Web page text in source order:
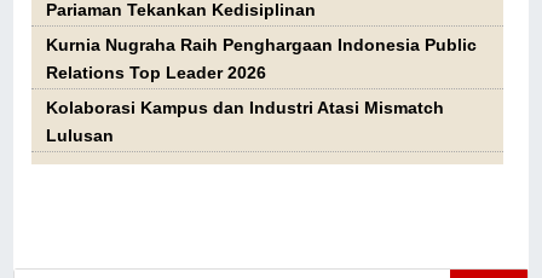
Pariaman Tekankan Kedisiplinan
Kurnia Nugraha Raih Penghargaan Indonesia Public
Relations Top Leader 2026
Kolaborasi Kampus dan Industri Atasi Mismatch
Lulusan